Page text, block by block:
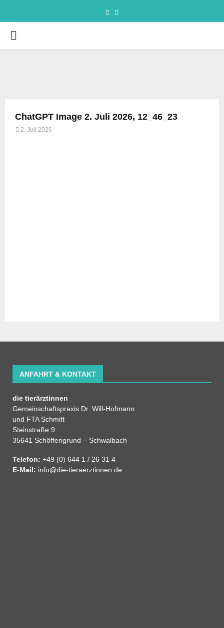
ChatGPT Image 2. Juli 2026, 12_46_23
2. Juli 2026
ANFAHRT & KONTAKT
die tierärztinnen
Gemeinschaftspraxis Dr. Will-Hofmann
und FTA Schmitt
Steinstraße 9
35641 Schöffengrund – Schwalbach
Telefon: +49 (0) 644 1 / 26 31 4
E-Mail: info@die-tieraerztinnen.de